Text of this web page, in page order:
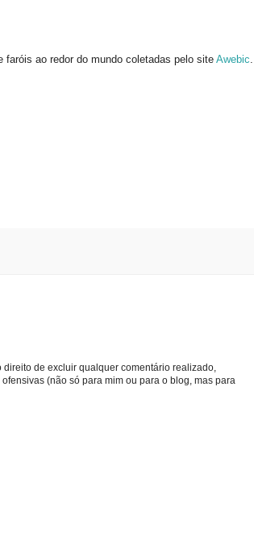
ao redor do mundo coletadas pelo site Awebic
de excluir qualquer comentário realizado,
(não só para mim ou para o blog, mas para